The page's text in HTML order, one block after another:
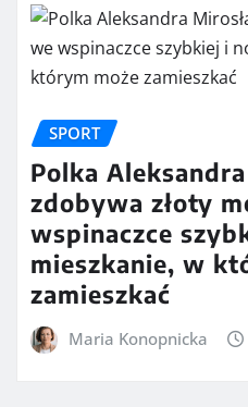
SPORT
Polka
zdobywa złoty
wspinaczce
mieszkanie, w
zamieszkać
Maria Konopnicka